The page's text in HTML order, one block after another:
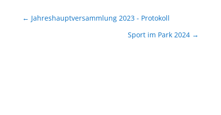
← Jahreshauptversammlung 2023 - Protokoll
Sport im Park 2024 →